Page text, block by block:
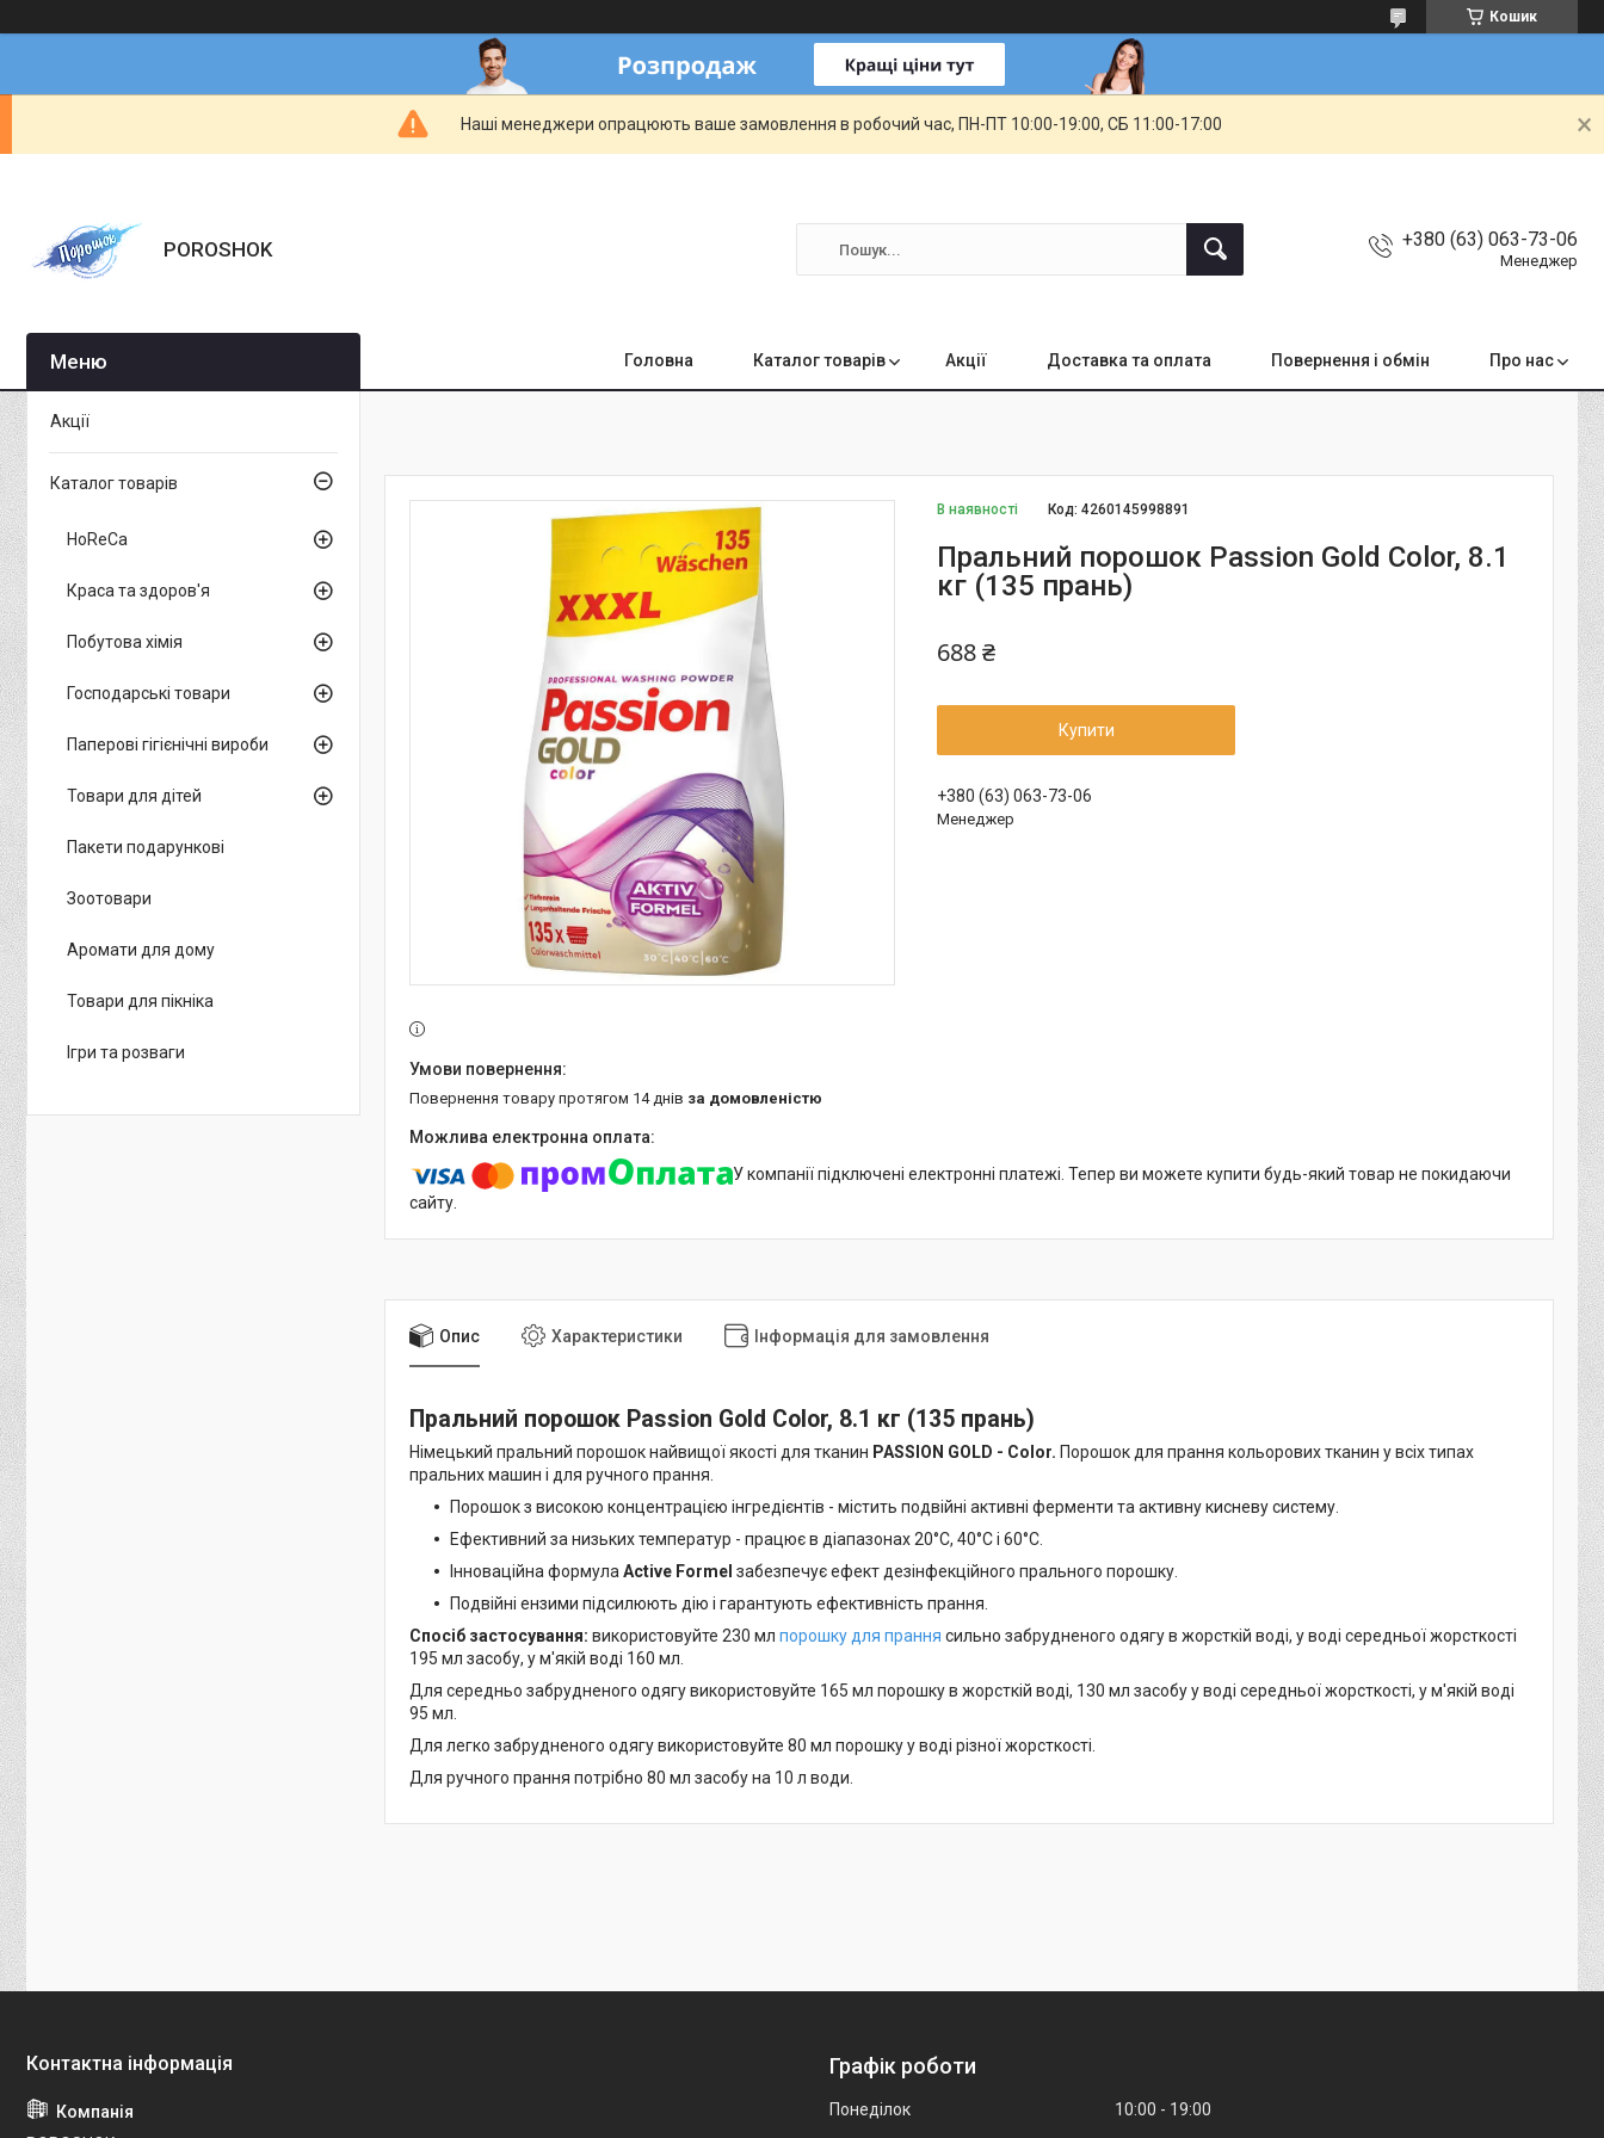
Кошик
Наші менеджери опрацюють ваше замовлення в робочий час, ПН-ПТ 10:00-19:00, СБ 11:00-17:00
POROSHOK +380 (63) 063-73-06
Менеджер
Головна Каталог товарів Акції Доставка та оплата Повернення і обмін Про нас
В наявності Код:4260145998891
Пральний порошок Passion Gold Color, 8.1
кг (135 прань)
688 ₴
Купити
+380 (63) 063-73-06
Менеджер
повернення товару протягом 14 днів за домовленістю
У компанії підключені електронні платежі. Тепер ви можете купити будь-який товар не покидаючи
сайту.
Опис Характеристики Інформація для замовлення
Пральний порошок Passion Gold Color, 8.1 кг (135 прань)
Німецький пральний порошок найвищої якості для тканин PASSION GOLD - Color. Порошок для прання кольорових тканин у всіх типах
пральних машин і для ручного прання.
Порошок з високою концентрацією інгредієнтів - містить подвійні активні ферменти та активну кисневу систему.
Ефективний за низьких температур - працює в діапазонах 20°С, 40°С і 60°С.
Інноваційна формулаActive Formel забезпечує ефект дезінфекційного прального порошку.
Подвійні ензими підсилюють дію і гарантують ефективність прання.
Спосіб застосування: використовуйте 230 мл порошку для прання сильно забрудненого одягу в жорсткій воді, у воді середньої жорсткості
195 мл засобу, у м'якій воді 160 мл.
Для середньо забрудненого одягу використовуйте 165 мл порошку в жорсткій воді, 130 мл засобу у воді середньої жорсткості, у м'якій воді
95 мл.
Для легко забрудненого одягу використовуйте 80 мл порошку у воді різної жорсткості.
Для ручного прання потрібно 80 мл засобу на 10 л води.
Акції
Каталог товарів
HoReCa
Краса та здоров'я
Побутова хімія
Господарські товари
Паперові гігієнічні вироби
Товари для дітей
Пакети подарункові
Зоотовари
Аромати для дому
Товари для пікніка
Ігри та розваги
Графік роботи
Понеділок 10:00 19:00